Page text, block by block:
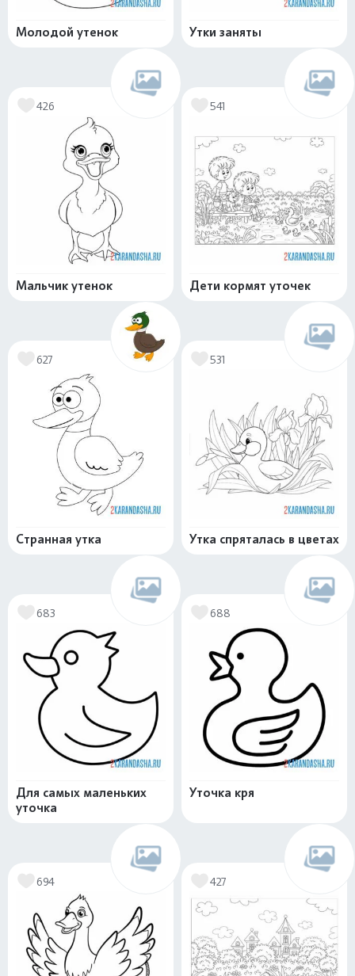
Молодой утенок Утки заняты
426
Мальчик утенок
541
Дети кормят уточек
627
Странная утка
531
Утка спряталась в цветах
683
Для самых маленьких
уточка
688
Уточка кря
694 427